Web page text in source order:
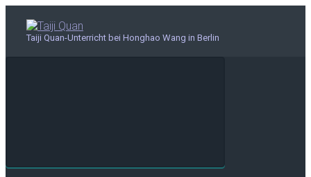
Hauptinhalt
springen
Taiji Quan-Unterricht bei Honghao Wang in Berlin